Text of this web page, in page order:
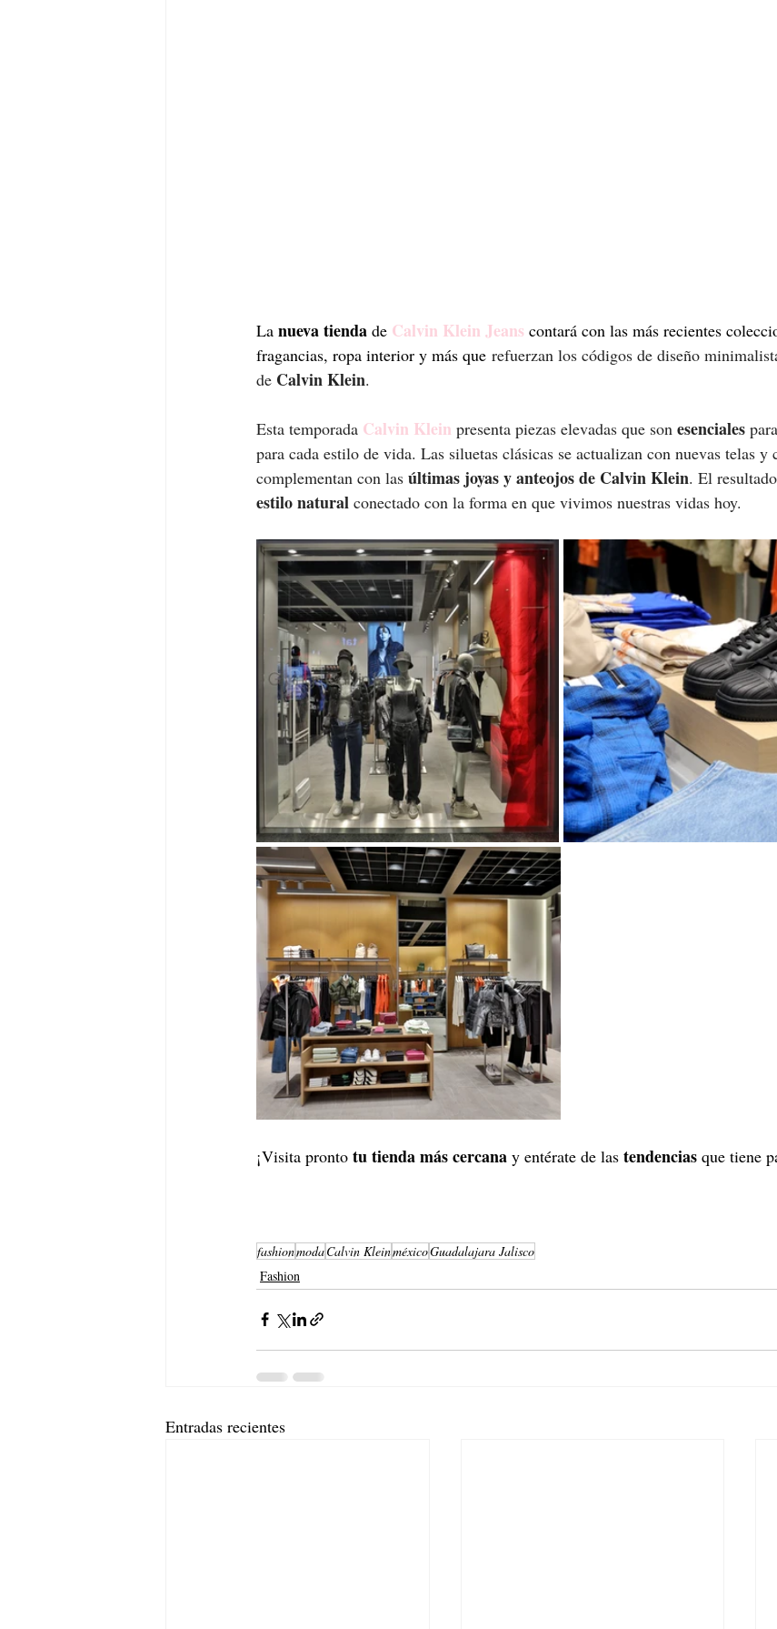
La nueva tienda de Calvin Klein Jeans contará con las más recientes
fragancias, ropa interior y más que refuerzan los códigos de diseño
de Calvin Klein.
Esta temporada Calvin Klein presenta piezas elevadas que son esenciales
para cada estilo de vida. Las siluetas clásicas se actualizan con nuevas telas y
complementan con las últimas joyas y anteojos de Calvin Klein. El
estilo natural conectado con la forma en que vivimos nuestras vidas hoy.
¡Visita pronto tu tienda más cercana y entérate de las tendencias que tiene
fashionmodaCalvin KleinméxicoGuadalajara Jalisco
Fashion
Entradas recientes